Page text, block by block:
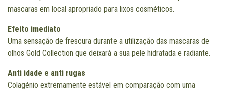
mascaras em local apropriado para lixos cosméticos.
Efeito imediato
Uma sensação de frescura durante a utilização das mascaras de
olhos Gold Collection que deixará a sua pele hidratada e radiante.
Anti idade e anti rugas
Colagénio extremamente estável em comparação com uma